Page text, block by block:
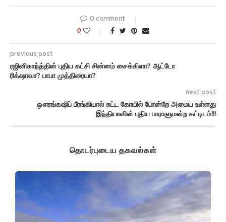
0 comment
0
previous post
ரஜினிகாந்த்தின் புதிய கட்சி சின்னம் சைக்கிளா? ஆட்டோ
ரிக்‌ஷாவா? பாபா முத்திரையா?
next post
ஔரங்கஷிப் பீரங்கியால் சுட்ட கோயில் போன்றே அமைய உள்ளது
இந்தியாவின் புதிய பாராளுமன்ற கட்டிடம்!!!
தொடர்புடைய தகவல்கள்